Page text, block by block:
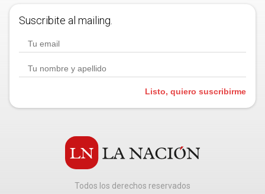
Suscribite al mailing.
Listo, quiero suscribirme
Todos los derechos reservados